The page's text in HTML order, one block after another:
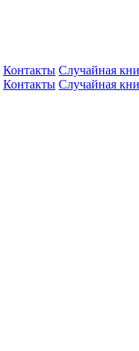
Контакты Случайная
Контакты Случайная